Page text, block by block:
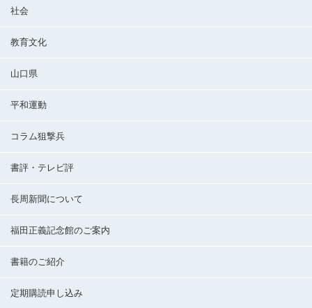
社会
教育文化
山口県
平和運動
コラム狙撃兵
書評・テレビ評
長周新聞について
福田正義記念館のご案内
書籍のご紹介
定期購読申し込み